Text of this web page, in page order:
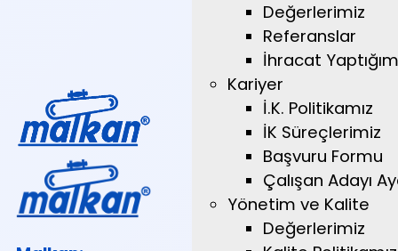
Değerlerimiz
Referanslar
İhracat
Kariyer
İ.K. Politikamız
İK Süreçlerimiz
Başvuru Formu
Çalışan Adayı
Yönetim ve Kalite
Değerlerimiz